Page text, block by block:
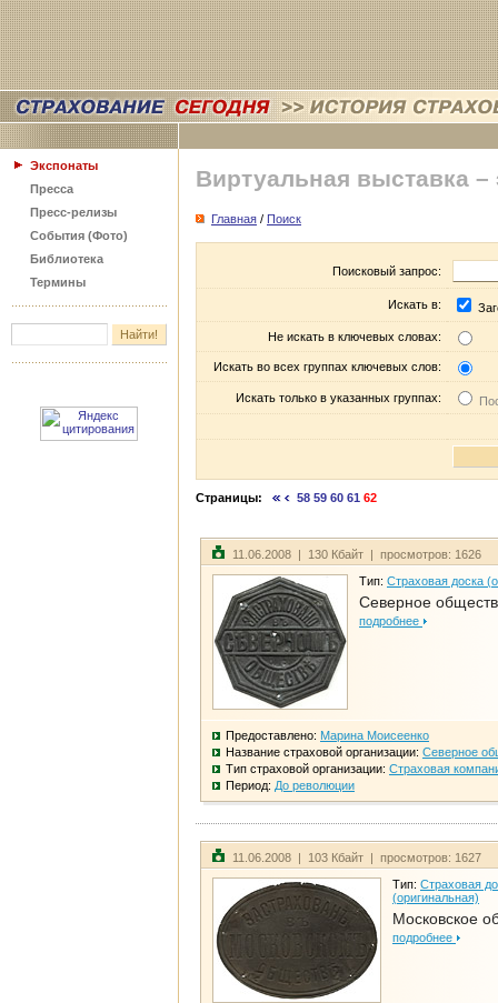
Экспонаты
Пресса
Пресс-релизы
События (Фото)
Библиотека
Термины
Виртуальная выставка –
Главная / Поиск
Поисковый запрос:
Искать в:
Не искать в ключевых словах:
Искать во всех группах ключевых слов:
Искать только в указанных группах:
Страницы: 58 59 60 61 62
11.06.2008 | 130 Кбайт | просмотров: 1626
Тип: Страховая доска
Северное
подробнее
Предоставлено: Марина Моисеенко
Название страховой организации: Северное
Тип страховой организации: Страховая
Период: До революции
11.06.2008 | 103 Кбайт | просмотров: 1627
Тип: Страховая
(оригинальная)
Московское
подробнее